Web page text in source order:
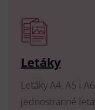
Letáky
Letáky A4, A5 i
jednostranné